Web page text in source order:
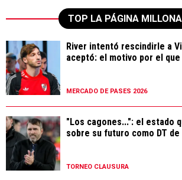
TOP LA PÁGINA
River intentó rescindirle a
aceptó: el motivo por el
MERCADO DE PASES 2026
"Los cagones...": el estado
sobre su futuro como DT de
TORNEO CLAUSURA